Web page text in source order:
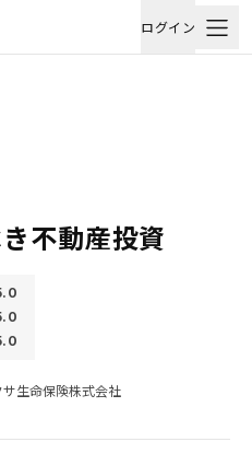
ログイン
不動産投資
サ生命保険株式会社